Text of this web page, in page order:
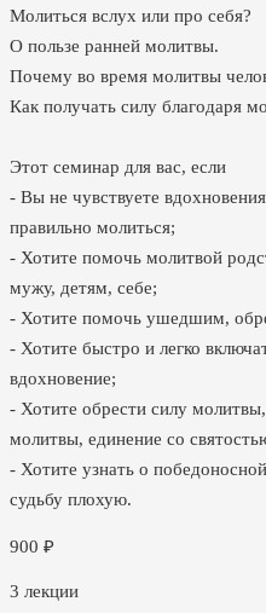
Молиться вслух или про себя?
О пользе ранней молитвы.
Почему во время молитвы
Как получать силу благодаря
Этот семинар для вас, если
- Вы не чувствуете
правильно молиться;
- Хотите помочь молитвой
мужу, детям, себе;
- Хотите помочь ушедшим,
- Хотите быстро и легко
вдохновение;
- Хотите обрести силу
молитвы, единение со
- Хотите узнать о
судьбу плохую.
900 ₽
3 лекции